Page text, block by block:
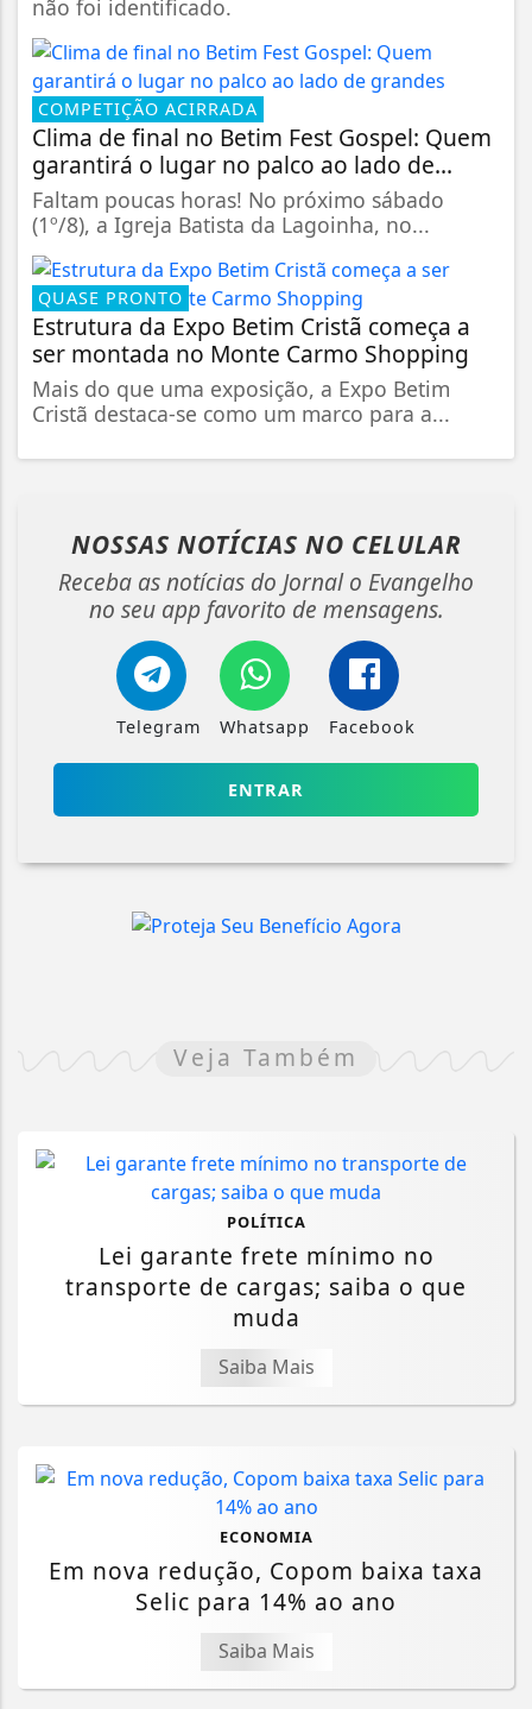
não foi identificado.
COMPETIÇÃO ACIRRADA
Clima de final no Betim Fest Gospel: Quem
garantirá o lugar no palco ao lado de...
Faltam poucas horas! No próximo sábado
(1º/8), a Igreja Batista da Lagoinha, no...
QUASE PRONTO
Estrutura da Expo Betim Cristã começa a
ser montada no Monte Carmo Shopping
Mais do que uma exposição, a Expo Betim
Cristã destaca-se como um marco para a...
NOSSAS NOTÍCIAS NO CELULAR
Receba as notícias do Jornal o Evangelho
no seu app favorito de mensagens.
Telegram Whatsapp Facebook
ENTRAR
Veja Também
POLÍTICA
Lei garante frete mínimo no
transporte de cargas; saiba o que
muda
Saiba Mais
ECONOMIA
Em nova redução, Copom baixa taxa
Selic para 14% ao ano
Saiba Mais